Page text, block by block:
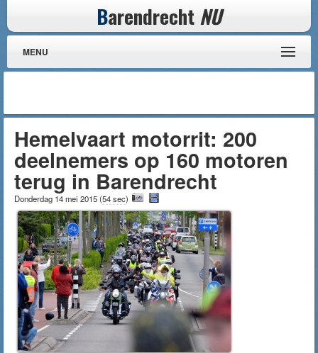
Barendrecht NU
MENU
Hemelvaart motorrit: 200
deelnemers op 160 motoren
terug in Barendrecht
Donderdag 14 mei 2015(54 sec)